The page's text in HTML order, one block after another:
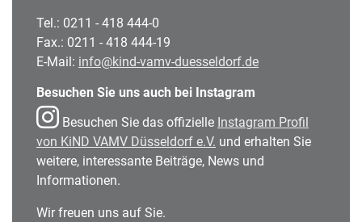
Tel.: 0211 - 418 444-0
Fax.: 0211 - 418 444-19
E-Mail: info@kind-vamv-duesseldorf.de
Besuchen Sie uns auch bei Instagram
Besuchen Sie das offizielle Instagram Profil
von KiND VAMV Düsseldorf e.V. und erhalten Sie
weitere, interessante Beiträge, News und
Informationen.
Wir freuen uns auf Sie.